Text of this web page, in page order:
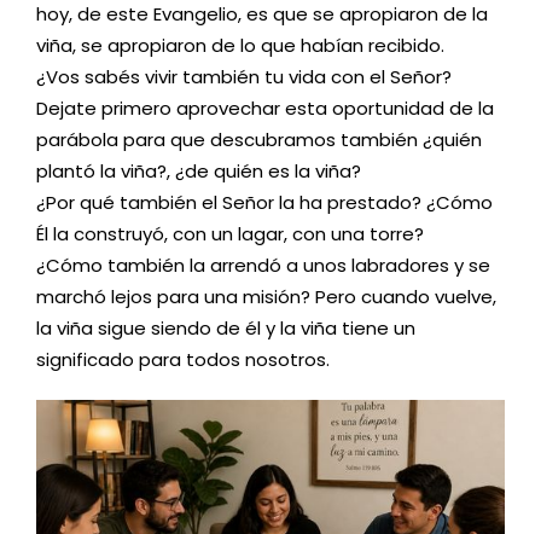
hoy, de este Evangelio, es que se apropiaron de la
viña, se apropiaron de lo que habían recibido.
¿Vos sabés vivir también tu vida con el Señor?
Dejate primero aprovechar esta oportunidad de la
parábola para que descubramos también ¿quién
plantó la viña?, ¿de quién es la viña?
¿Por qué también el Señor la ha prestado? ¿Cómo
Él la construyó, con un lagar, con una torre?
¿Cómo también la arrendó a unos labradores y se
marchó lejos para una misión? Pero cuando vuelve,
la viña sigue siendo de él y la viña tiene un
significado para todos nosotros.